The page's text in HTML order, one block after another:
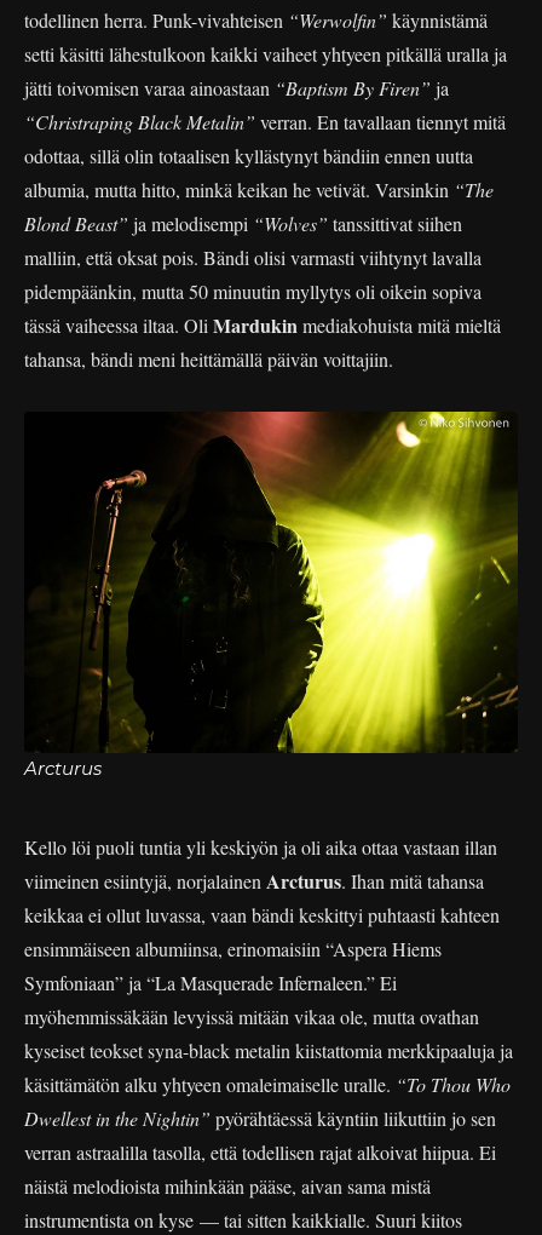
todellinen herra. Punk-vivahteisen “Werwolfin” käynnistämä
setti käsitti lähestulkoon kaikki vaiheet yhtyeen pitkällä uralla ja
jätti toivomisen varaa ainoastaan “Baptism By Firen” ja
“Christraping Black Metalin” verran. En tavallaan tiennyt mitä
odottaa, sillä olin totaalisen kyllästynyt bändiin ennen uutta
albumia, mutta hitto, minkä keikan he vetivät. Varsinkin “The
Blond Beast” ja melodisempi “Wolves” tanssittivat siihen
malliin, että oksat pois. Bändi olisi varmasti viihtynyt lavalla
pidempäänkin, mutta 50 minuutin myllytys oli oikein sopiva
tässä vaiheessa iltaa. Oli Mardukinmediakohuista mitä mieltä
tahansa, bändi meni heittämällä päivän voittajiin.
Arcturus
Kello löi puoli tuntia yli keskiyön ja oli aika ottaa vastaan illan
viimeinen esiintyjä, norjalainenArcturus. Ihan mitä tahansa
keikkaa ei ollut luvassa, vaan bändi keskittyi puhtaasti kahteen
ensimmäiseen albumiinsa, erinomaisiin “Aspera Hiems
Symfoniaan” ja “La Masquerade Infernaleen.” Ei
myöhemmissäkään levyissä mitään vikaa ole, mutta ovathan
kyseiset teokset syna-black metalin kiistattomia merkkipaaluja ja
käsittämätön alku yhtyeen omaleimaiselle uralle. “To Thou Who
Dwellest in the Nightin” pyörähtäessä käyntiin liikuttiin jo sen
verran astraalilla tasolla, että todellisen rajat alkoivat hiipua. Ei
näistä melodioista mihinkään pääse, aivan sama mistä
instrumentista on kyse — tai sitten kaikkialle. Suuri kiitos